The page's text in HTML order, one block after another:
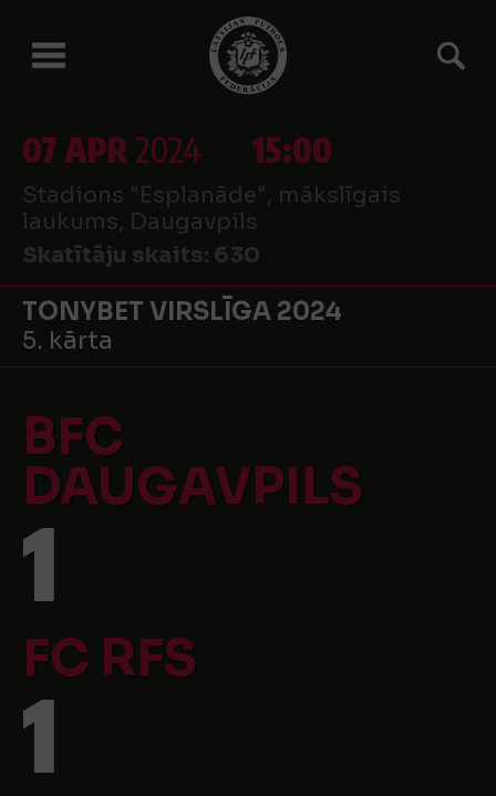
07 APR2024 15:00
Stadions "Esplanāde", mākslīgais
laukums, Daugavpils
Skatītāju skaits: 630
TONYBET VIRSLĪGA 2024
5. kārta
BFC
DAUGAVPILS
1
FC RFS
1